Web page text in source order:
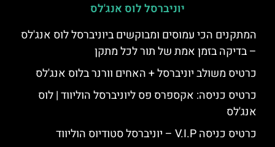
יוניברסל לוס אנג'לס
המתקנים הכי עמוסים ומבוקשים ביוניברסל לוס אנג'לס
– בדיקה בזמן אמת של תור לכל מתקן
כרטיס משולב יוניברסל + האחים וורנר בלוס אנג'לס
כרטיס כניסה: אקספרס פס ליוניברסל הוליווד | לוס
אנג'לס
כרטיס כניסה V.I.P – יוניברסל סטודיוס הוליווד